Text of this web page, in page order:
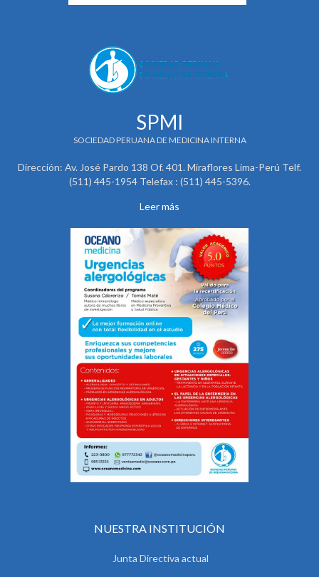
SPMI
SOCIEDAD PERUANA DE MEDICINA INTERNA
Dirección: Av. José Pardo 138 Of. 401. Miraflores Lima-Perú Telf.
(511) 445-1954 Telefax : (511) 445-5396.
Leer más
NUESTRA INSTITUCIÓN
Junta Directiva actual